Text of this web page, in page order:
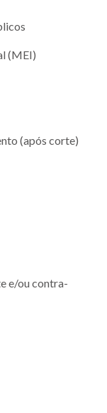
(MEI)
(após corte)
e/ou contra-